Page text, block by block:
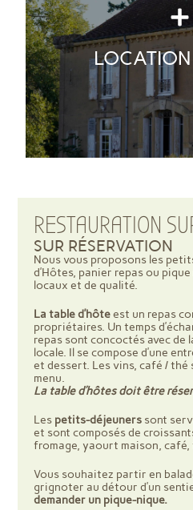
LOCATION
Il est possible pour
(anniversaire, baptême,
l’ensemble du site. Le parc
vous permet d’installer
chaises pour votre
en savoir
RESTAURATION
SUR RÉSERVATION
Nous vous proposons les
d’Hôtes, panier repas ou
locaux et de qualité.
La table d’hôteest un repas
propriétaires. Un temps
repas sont concoctés avec de
locale. Il se compose d’une
et dessert. Les vins, café / thé
menu.
La table d’hôtes doit être
Les petits-déjeuners sont
et sont composés de
fromage, yaourt maison,
Vous souhaitez partir en
grignoter au détour d’un
demander un pique-nique.
40 28 29 30